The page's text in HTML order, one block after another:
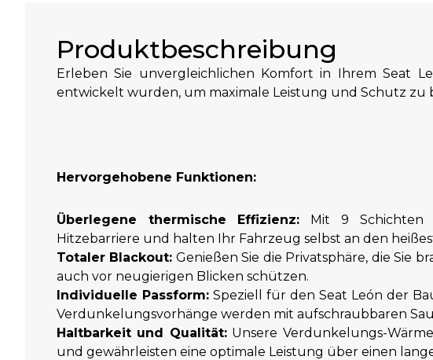
Produktbeschreibung
Erleben Sie unvergleichlichen Komfort in Ihrem Seat
entwickelt wurden, um maximale Leistung und Schutz zu
Hervorgehobene Funktionen:
Überlegene thermische Effizienz: Mit 9 Schichten
Hitzebarriere und halten Ihr Fahrzeug selbst an den
Totaler Blackout: Genießen Sie die Privatsphäre, die Sie
auch vor neugierigen Blicken schützen.
Individuelle Passform: Speziell für den Seat León der
Verdunkelungsvorhänge werden mit aufschraubbaren
Haltbarkeit und Qualität:Unsere Verdunkelungs-
und gewährleisten eine optimale Leistung über einen